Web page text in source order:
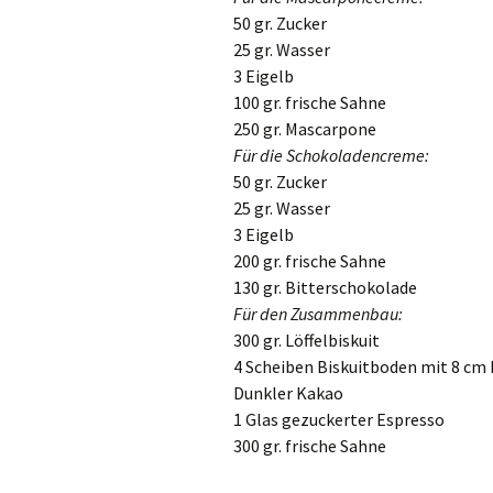
50 gr. Zucker
25 gr. Wasser
3 Eigelb
100 gr. frische Sahne
250 gr. Mascarpone
Für die Schokoladencreme:
50 gr. Zucker
25 gr. Wasser
3 Eigelb
200 gr. frische Sahne
130 gr. Bitterschokolade
Für den Zusammenbau:
300 gr. Löffelbiskuit
4 Scheiben Biskuitboden mit 8 cm
Dunkler Kakao
1 Glas gezuckerter Espresso
300 gr. frische Sahne